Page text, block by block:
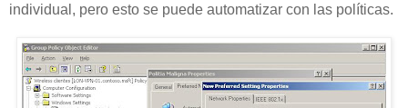
individual, pero esto se puede automatizar con las políticas.